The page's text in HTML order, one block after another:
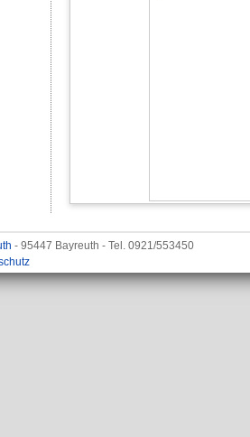
- 95447 Bayreuth - Tel. 0921/553450